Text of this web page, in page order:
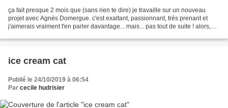
ça fait presque 2 mois que (sans rien te dire) je travaille sur un nouveau
projet avec Agnès Domergue. c'est exaltant, passionnant, très prenant et
j'aimerais vraiment t'en parler davantage... mais... pas tout de suite ! alors,
ice cream cat
Publié le 24/10/2019 à 06:54
Par cecile hudrisier